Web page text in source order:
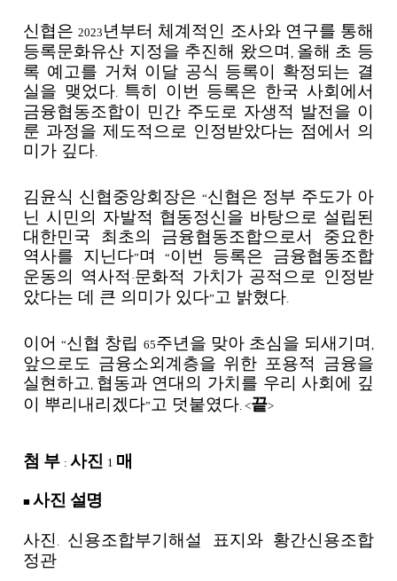
신협은2023 년부터 체계적인 조사와 연구를 통해
등록문화유산 지정을 추진해 왔으며 , 올해 초 등
록 예고를 거쳐 이달 공식 등록이 확정되는 결
실을 맺었다. 특히 이번 등록은 한국 사회에서
금융협동조합이 민간 주도로 자생적 발전을 이
룬 과정을 제도적으로 인정받았다는 점에서 의
미가 깊다.
김윤식 신협중앙회장은 “신협은 정부 주도가 아
닌 시민의 자발적 협동정신을 바탕으로 설립된
대한민국 최초의 금융협동조합으로서 중요한
역사를 지닌다”며“이번 등록은 금융협동조합
운동의 역사적 ·문화적 가치가 공적으로 인정받
았다는 데 큰 의미가 있다”고 밝혔다.
이어“신협 창립 65주년을 맞아 초심을 되새기며 ,
앞으로도 금융소외계층을 위한 포용적 금융을
실현하고, 협동과 연대의 가치를 우리 사회에 깊
이 뿌리내리겠다”고 덧붙였다.<끝>
첨 부 :사진 1 매
■사진 설명
사진 . 신용조합부기해설 표지와 황간신용조합
정관